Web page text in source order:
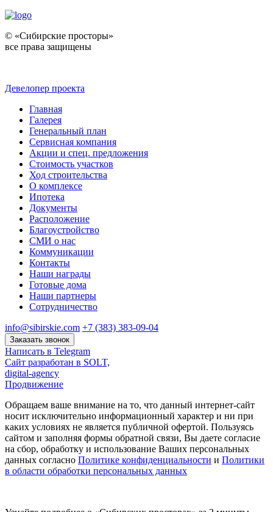
© «Сибирские просторы»
все права защищены
Девелопер проекта
Главная
Галерея
Генеральный план
Сервисная компания
Акции и спец. предложения
Стоимость участков
Ход строительства
О комплексе
Ипотека
Документы
Расположение
Благоустройство
СМИ о нас
Коммуникации
Контакты
Наши награды
Готовые дома
Наши партнеры
Сотрудничество
info@sibirskie.com +7 (383) 383-09-04
Заказать звонок
Написать в Telegram
Сайт разработан в SOLT,
digital-agency
Продвижение
Обращаем ваше внимание на то, что данный интернет-сайт
носит исключительно информационный характер и ни при
каких условиях не является публичной офертой. Пользуясь
сайтом и заполняя формы обратной связи, Вы даете согласие
на сбор, обработку и использование Ваших персональных
данных согласно Политике конфиденциальности и Политики
в области обработки персональных данных